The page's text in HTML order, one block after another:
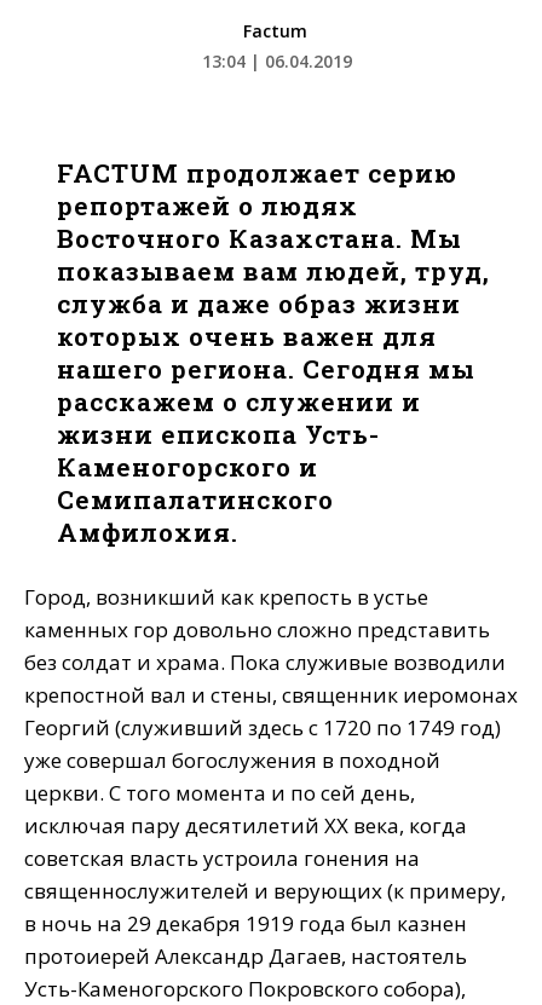
Factum
13:04 | 06.04.2019
FACTUM продолжает серию
репортажей о людях
Восточного Казахстана. Мы
показываем вам людей, труд,
служба и даже образ жизни
которых очень важен для
нашего региона. Сегодня мы
расскажем о служении и
жизни епископа Усть-
Каменогорского и
Семипалатинского
Амфилохия.
Город, возникший как крепость в устье
каменных гор довольно сложно представить
без солдат и храма. Пока служивые возводили
крепостной вал и стены, священник иеромонах
Георгий (служивший здесь с 1720 по 1749 год)
уже совершал богослужения в походной
церкви. С того момента и по сей день,
исключая пару десятилетий XX века, когда
советская власть устроила гонения на
священнослужителей и верующих (к примеру,
в ночь на 29 декабря 1919 года был казнен
протоиерей Александр Дагаев, настоятель
Усть-Каменогорского Покровского собора),